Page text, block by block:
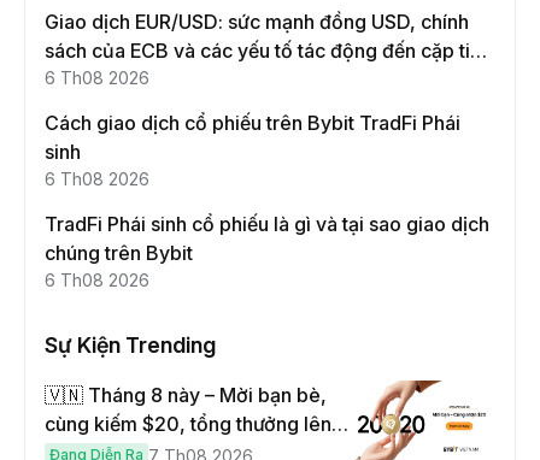
Giao dịch EUR/USD: sức mạnh đồng USD, chính
sách của ECB và các yếu tố tác động đến cặp tiền
này
6 Th08 2026
Cách giao dịch cổ phiếu trên Bybit TradFi Phái
sinh
6 Th08 2026
TradFi Phái sinh cổ phiếu là gì và tại sao giao dịch
chúng trên Bybit
6 Th08 2026
Sự Kiện Trending
🇻🇳 Tháng 8 này – Mời bạn bè,
cùng kiếm $20, tổng thưởng lên
đến $1,000
Đang Diễn Ra 7 Th08 2026